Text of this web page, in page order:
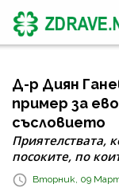
Д-р Диян
пример за
съсловието
Приятелствата,
посоките, по
Вторник, 09 Март